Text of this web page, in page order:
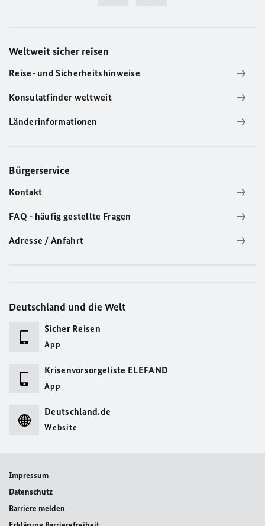
Weltweit sicher reisen
Reise- und Sicherheitshinweise
Konsulatfinder weltweit
Länderinformationen
Bürgerservice
Kontakt
FAQ - häufig gestellte Fragen
Adresse / Anfahrt
Deutschland und die Welt
Sicher Reisen
App
Krisenvorsorgeliste ELEFAND
App
Deutschland.de
Website
Impressum
Datenschutz
Barriere melden